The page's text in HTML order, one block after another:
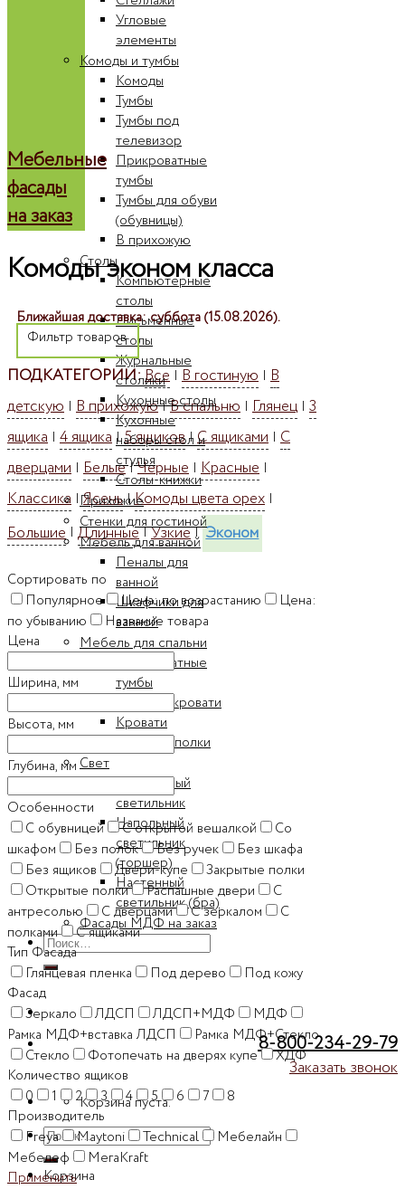
Угловые
элементы
Комоды и тумбы
Комоды
Тумбы
Тумбы под
телевизор
Прикроватные
тумбы
Тумбы для обуви
(обувницы)
В прихожую
Столы
Компьютерные
столы
Письменные
столы
Журнальные
столики
Кухонные столы
Кухонные
наборы стол и
стулья
Столы-книжки
Прихожие
Стенки для гостиной
Мебель для ванной
Пеналы для
ванной
Шкафчики для
ванной
Мебель для спальни
Прикроватные
тумбы
Детские кровати
Кровати
Книжные полки
Свет
Настольный
светильник
Напольный
светильник
(торшер)
Настенный
светильник (бра)
Фасады МДФ на заказ
Искать:
8-800-234-29-79
Заказать звонок
Корзина пуста.
Искать:
Корзина
Мебельные
фасады
на заказ
Комоды эконом класса
Ближайшая доставка: суббота (15.08.2026).
Фильтр товаров
ПОДКАТЕГОРИИ:Все | В гостиную | В
детскую | В прихожую|В спальню | Глянец | 3
ящика | 4 ящика |5 ящиков|С ящиками | С
дверцами | Белые|Черные | Красные |
Классика |Ясень|Комоды цвета орех |
Большие| Длинные|Узкие|Эконом
Сортировать по
Популярное
Цена: по возрастанию
Цена:
по убыванию
Название товара
Цена
Ширина, мм
Высота, мм
Глубина, мм
Особенности
C обувницей
C открытой вешалкой
Cо
шкафом
Без полок Без ручек
Без шкафа
Без ящиков
Двери-купе
Закрытые полки
Открытые полки
Распашные двери
С
антресолью
С дверцами С зеркалом
С
полками
С ящиками
Тип Фасада
Глянцевая пленка
Под дерево
Под кожу
Фасад
Зеркало
ЛДСП ЛДСП+МДФ
МДФ
Рамка МДФ+вставка ЛДСП
Рамка МДФ+Стекло
Стекло
Фотопечать на дверях купе
ХДФ
Количество ящиков
0
1 2 3 4 5 6 7
8
Производитель
Freya
Maytoni Technical
Мебелайн
Мебелеф
МегаKraft
Применить